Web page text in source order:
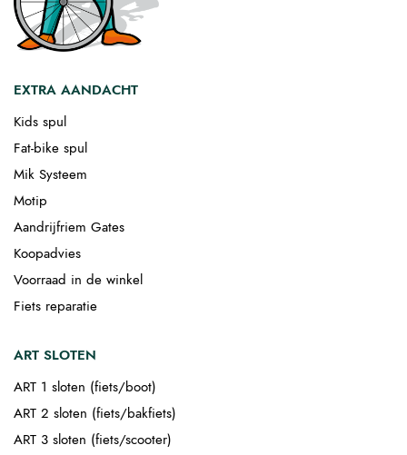
EXTRA AANDACHT
Kids spul
Fat-bike spul
Mik Systeem
Motip
Aandrijfriem Gates
Koopadvies
Voorraad in de winkel
Fiets reparatie
ART SLOTEN
ART 1 sloten (fiets/boot)
ART 2 sloten (fiets/bakfiets)
ART 3 sloten (fiets/scooter)